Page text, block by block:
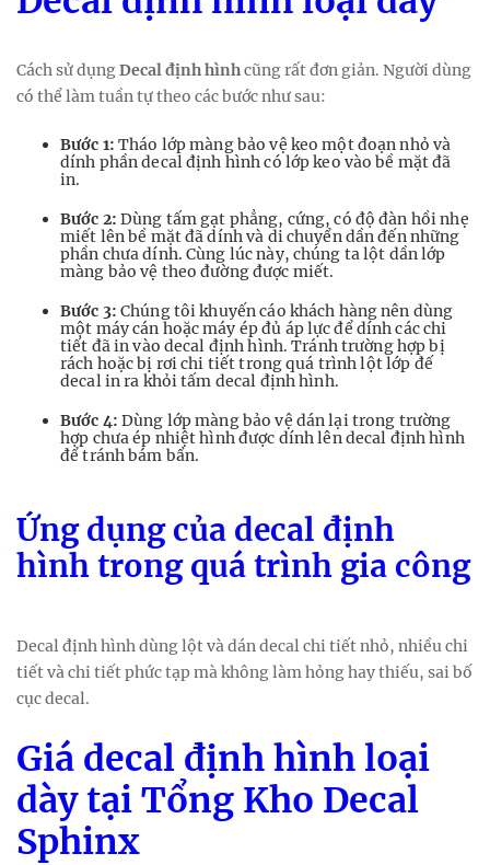
Cách sử dụngDecal định hìnhcũng rất đơn giản. Người dùng
có thể làm tuần tự theo các bước như sau:
Bước 1: Tháo lớp màng bảo vệ keo một đoạn nhỏ và
dính phần decal định hình có lớp keo vào bề mặt đã
in.
Bước 2: Dùng tấm gạt phẳng, cứng, có độ đàn hồi nhẹ
miết lên bề mặt đã dính và di chuyển dần đến những
phần chưa dính. Cùng lúc này, chúng ta lột dần lớp
màng bảo vệ theo đường được miết.
Bước 3: Chúng tôi khuyến cáo khách hàng nên dùng
một máy cán hoặc máy ép đủ áp lực để dính các chi
tiết đã in vào decal định hình. Tránh trường hợp bị
rách hoặc bị rơi chi tiết trong quá trình lột lớp đế
decal in ra khỏi tấm decal định hình.
Bước 4: Dùng lớp màng bảo vệ dán lại trong trường
hợp chưa ép nhiệt hình được dính lên decal định hình
để tránh bám bẩn.
Ứng dụng của decal định
hình trong quá trình gia công
Decal định hình dùng lột và dán decal chi tiết nhỏ, nhiều chi
tiết và chi tiết phức tạp mà không làm hỏng hay thiếu, sai bố
cục decal.
Giá decal định hình loại
dày tại Tổng Kho Decal
Sphinx